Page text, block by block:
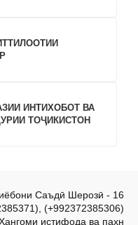
ИНТИХОБОТ ВА
ТОҶИКИСТОН
Саъдӣ Шерозӣ - 16
(+992372385306)
истифода ва паҳн